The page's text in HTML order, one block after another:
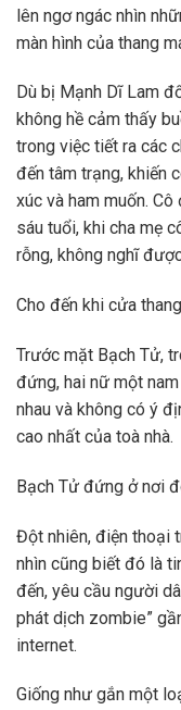
lên ngơ ngác nhìn
màn hình của thang
Dù bị Mạnh Dĩ Lam
không hề cảm thấy
trong việc tiết ra các
đến tâm trạng, khiến
xúc và ham muốn.
sáu tuổi, khi cha mẹ
rỗng, không nghĩ
Cho đến khi cửa
Trước mặt Bạch Tử,
đứng, hai nữ một
nhau và không có ý
cao nhất của toà nhà.
Bạch Tử đứng ở nơi
Đột nhiên, điện thoại
nhìn cũng biết đó là
đến, yêu cầu người
phát dịch zombie”
internet.
Giống như gắn một